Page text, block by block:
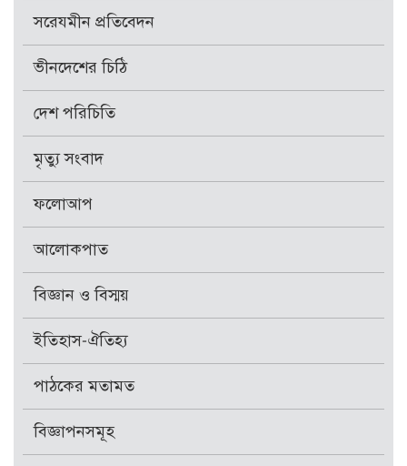
সরেযমীন প্রতিবেদন
ভীনদেশের চিঠি
দেশ পরিচিতি
মৃত্যু সংবাদ
ফলোআপ
আলোকপাত
বিজ্ঞান ও বিস্ময়
ইতিহাস-ঐতিহ্য
পাঠকের মতামত
বিজ্ঞাপনসমূহ